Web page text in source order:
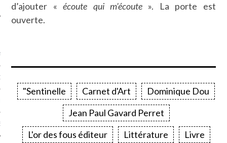
CARAVELLE
PODCAST
d’ajouter «écoute qui m’écoute ». La porte est
ouverte.
"Sentinelle Carnet d'Art
Dominique Dou
Jean Paul Gavard Perret
L'or des fous éditeur
Littérature Livre